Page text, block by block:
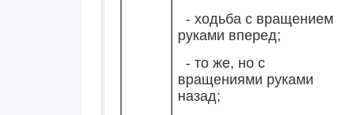
- ходьба с вращением
руками вперед;
- то же, но с
вращениями руками
назад;